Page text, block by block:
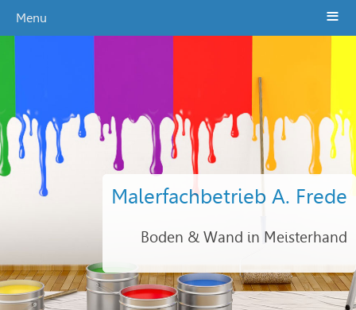
Malerfachbetrieb A. Frede
Boden & Wand in Meisterhand
Menu ≡